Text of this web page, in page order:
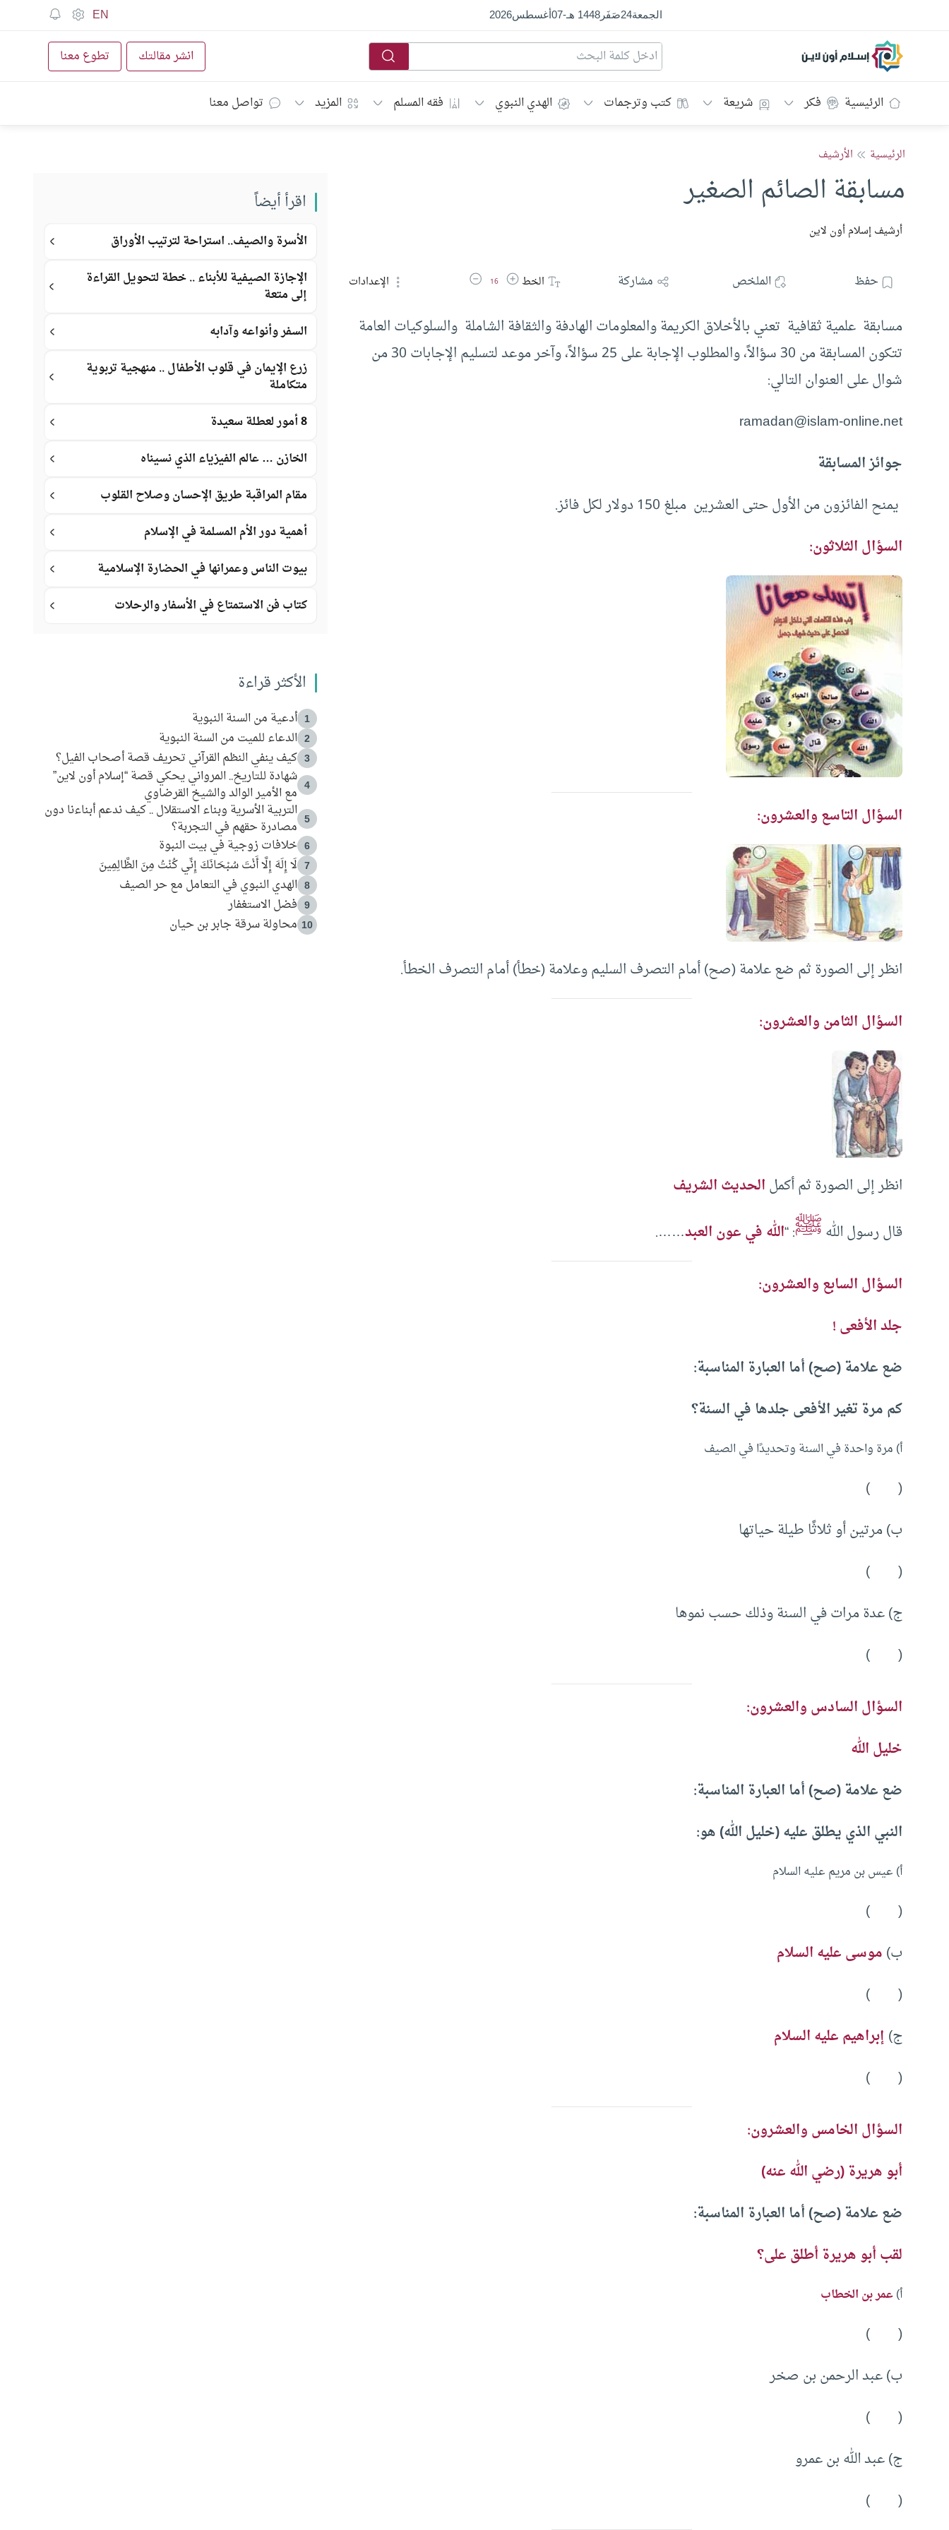
الجمعة24صَفَر1448 هـ -
07أغسطس2026
EN
إسلام أون لاين انشر مقالتك تطوع معنا
الرئيسية فكر شريعة كتب وترجمات الهدي النبوي فقه المسلم المزيد تواصل معنا
الرئيسية الأرشيف
مسابقة الصائم الصغير
أرشيف إسلام أون لاين
حفظ الملخص مشاركة الخطزيادة حجم الخط
16 تقليل حجم الخط الإعدادات
مسابقة علمية ثقافية تعني بالأخلاق الكريمة والمعلومات الهادفة والثقافة الشاملة والسلوكيات العامة
تتكون المسابقة من 30 سؤالاً، والمطلوب الإجابة على 25 سؤالاً، وآخر موعد لتسليم الإجابات 30 من
شوال على العنوان التالي:
ramadan@islam-online.net
جوائز المسابقة
يمنح الفائزون من الأول حتى العشرين مبلغ 150 دولار لكل فائز.
السؤال الثلاثون:
السؤال التاسع والعشرون:
انظر إلى الصورة ثم ضع علامة (صح) أمام التصرف السليم وعلامة (خطأ) أمام التصرف الخطأ.
السؤال الثامن والعشرون:
انظر إلى الصورة ثم أكملالحديث الشريف
قال رسول اللهﷺ: “الله في عون العبد…….
السؤال السابع والعشرون:
جلد الأفعى !
ضع علامة (صح) أما العبارة المناسبة:
كم مرة تغير الأفعى جلدها في السنة؟
أ) مرة واحدة في السنة وتحديدًا في الصيف
( )
ب) مرتين أو ثلاثًا طيلة حياتها
( )
ج) عدة مرات في السنة وذلك حسب نموها
( )
السؤال السادس والعشرون:
خليل الله
ضع علامة (صح) أما العبارة المناسبة:
النبي الذي يطلق عليه (خليل الله) هو:
أ) عيس بن مريم عليه السلام
( )
ب)موسى عليه السلام
( )
ج)إبراهيم عليه السلام
( )
السؤال الخامس والعشرون:
أبو هريرة(رضي الله عنه)
ضع علامة (صح) أما العبارة المناسبة:
لقب أبو هريرة أطلق على؟
أ)عمر بن الخطاب
( )
ب) عبد الرحمن بن صخر
( )
ج) عبد الله بن عمرو
( )
اقرأ أيضاً
الأسرة والصيف.. استراحة لترتيب الأوراق
الإجازة الصيفية للأبناء .. خطة لتحويل القراءة
إلى متعة
السفر وأنواعه وآدابه
زرع الإيمان في قلوب الأطفال .. منهجية تربوية
متكاملة
8 أمور لعطلة سعيدة
الخازن … عالم الفيزياء الذي نسيناه
مقام المراقبة طريق الإحسان وصلاح القلوب
أهمية دور الأم المسلمة في الإسلام
بيوت الناس وعمرانها في الحضارة الإسلامية
كتاب فن الاستمتاع في الأسفار والرحلات
الأكثر قراءة
1 أدعية من السنة النبوية
2 الدعاء للميت من السنة النبوية
3 كيف ينفي النظم القرآني تحريف قصة أصحاب الفيل؟
4
شهادة للتاريخ.. المرواني يحكي قصة “إسلام أون لاين”
مع الأمير الوالد والشيخ القرضاوي
5
التربية الأسرية وبناء الاستقلال .. كيف ندعم أبناءنا دون
مصادرة حقهم في التجربة؟
6 خلافات زوجية في بيت النبوة
7 لَا إِلَهَ إِلَّا أَنْتَ سُبْحَانَكَ إِنِّي كُنْتُ مِنَ الظَّالِمِينَ
8 الهدي النبوي في التعامل مع حر الصيف
9 فضل الاستغفار
10 محاولة سرقة جابر بن حيان